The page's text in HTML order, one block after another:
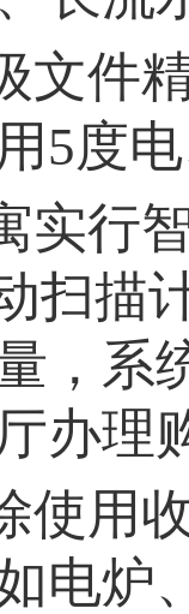
文件
5度
实行
扫描
，系
办理
使用
电炉